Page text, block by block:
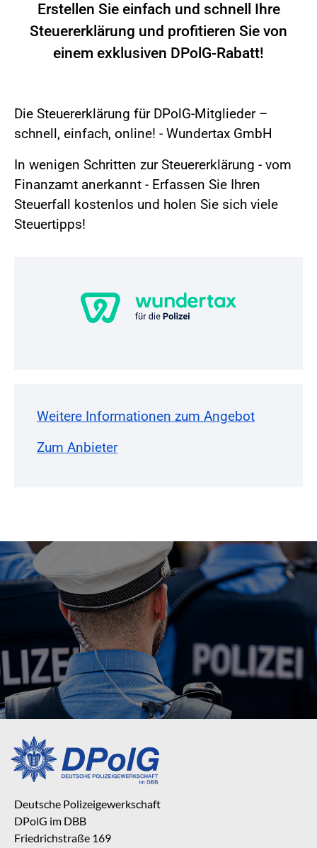
Erstellen Sie einfach und schnell Ihre
Steuererklärung und profitieren Sie von
einem exklusiven DPolG-Rabatt!
Die Steuererklärung für DPolG-Mitglieder –
schnell, einfach, online! - Wundertax GmbH
In wenigen Schritten zur Steuererklärung - vom
Finanzamt anerkannt - Erfassen Sie Ihren
Steuerfall kostenlos und holen Sie sich viele
Steuertipps!
Weitere Informationen zum Angebot
Zum Anbieter
Deutsche Polizeigewerkschaft
DPolG im DBB
Friedrichstraße 169